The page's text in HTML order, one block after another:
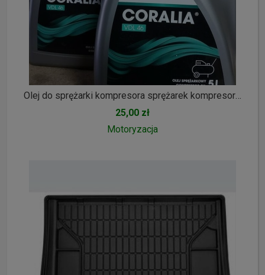
25,00 zł
Motoryzacja